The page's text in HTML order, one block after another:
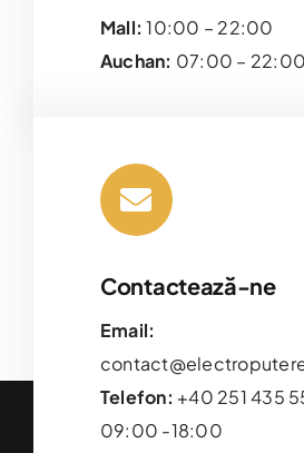
Mall: 10:00 – 22:00
Auchan: 07:00 – 22:00
Contactează-ne
Email:
Telefon: +40 251 435
09:00 -18:00